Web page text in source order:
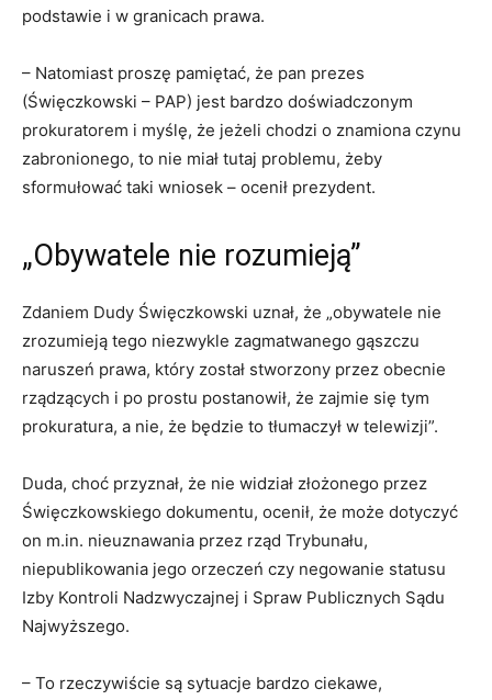
podstawie i w granicach prawa.
– Natomiast proszę pamiętać, że pan prezes
(Święczkowski – PAP) jest bardzo doświadczonym
prokuratorem i myślę, że jeżeli chodzi o znamiona czynu
zabronionego, to nie miał tutaj problemu, żeby
sformułować taki wniosek – ocenił prezydent.
„Obywatele nie rozumieją”
Zdaniem Dudy Święczkowski uznał, że „obywatele nie
zrozumieją tego niezwykle zagmatwanego gąszczu
naruszeń prawa, który został stworzony przez obecnie
rządzących i po prostu postanowił, że zajmie się tym
prokuratura, a nie, że będzie to tłumaczył w telewizji”.
Duda, choć przyznał, że nie widział złożonego przez
Święczkowskiego dokumentu, ocenił, że może dotyczyć
on m.in. nieuznawania przez rząd Trybunału,
niepublikowania jego orzeczeń czy negowanie statusu
Izby Kontroli Nadzwyczajnej i Spraw Publicznych Sądu
Najwyższego.
– To rzeczywiście są sytuacje bardzo ciekawe,